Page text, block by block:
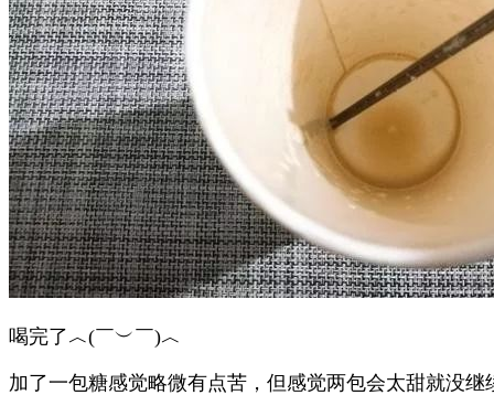
喝完了︿(￣︶￣)︿
加了一包糖感觉略微有点苦，但感觉两包会太甜就没继